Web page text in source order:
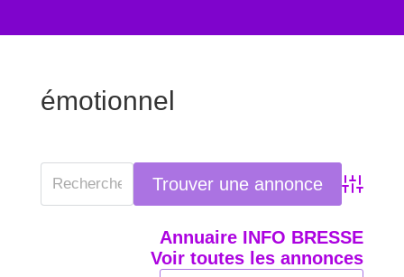
émotionnel
Annuaire INFO BRESSE
Voir toutes les annonces